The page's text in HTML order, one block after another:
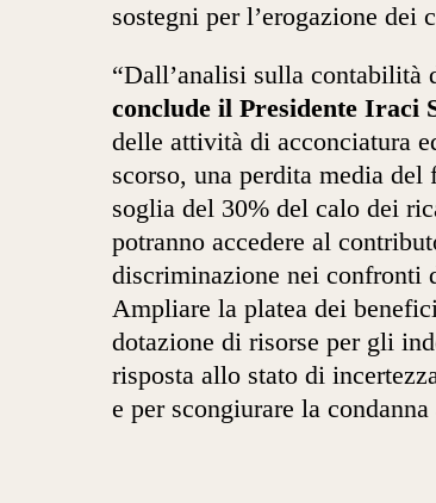
sostegni per l’erogazione dei
“Dall’analisi sulla contabilità
conclude il Presidente Iraci
delle attività di acconciatura
scorso, una perdita media
soglia del 30% del calo dei
potranno accedere al
discriminazione nei confronti
Ampliare la platea dei
dotazione di risorse per gli
risposta allo stato di
e per scongiurare la